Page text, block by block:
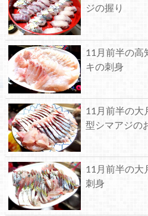
ジの握り
11月前半の高
キの刺身
11月前半の大
型シマアジの
11月前半の大
刺身